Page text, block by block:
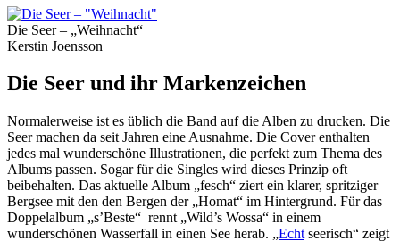
Die Seer – „Weihnacht“
Kerstin Joensson
Die Seer und ihr Markenzeichen
Normalerweise ist es üblich die Band auf die Alben zu drucken. Die
Seer machen da seit Jahren eine Ausnahme. Die Cover enthalten
jedes mal wunderschöne Illustrationen, die perfekt zum Thema des
Albums passen. Sogar für die Singles wird dieses Prinzip oft
beibehalten. Das aktuelle Album „fesch“ ziert ein klarer, spritziger
Bergsee mit den den Bergen der „Homat“ im Hintergrund. Für das
Doppelalbum „s’Beste“ rennt „Wild’s Wossa“ in einem
wunderschönen Wasserfall in einen See herab. „Echt seerisch“ zeigt